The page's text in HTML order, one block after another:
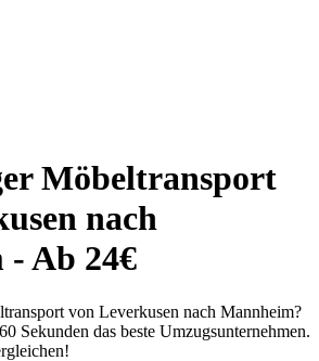
Möbeltransport
nach
Ab 24€
von Leverkusen nach Mannheim?
Sekunden das beste Umzugsunternehmen.